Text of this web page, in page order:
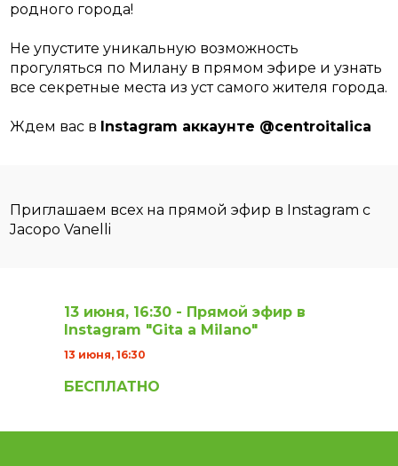
родного города!
Не упустите уникальную возможность
прогуляться по Милану в прямом эфире и узнать
все секретные места из уст самого жителя города.
Ждем вас в Instagram аккаунте @centroitalica
Приглашаем всех на прямой эфир в Instagram с
Jacopo Vanelli
13 июня, 16:30 - Прямой эфир в
Instagram "Gita a Milano"
13 июня, 16:30
БЕСПЛАТНО